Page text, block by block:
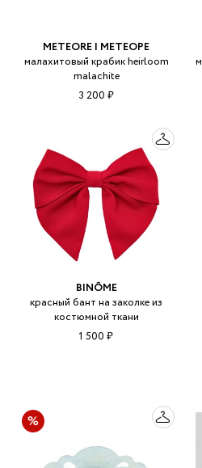
METEORE | МЕТЕОРЕ
малахитовый крабик heirloom
malachite
3 200 ₽
BINÔME
красный бант на заколке из
костюмной ткани
1 500 ₽